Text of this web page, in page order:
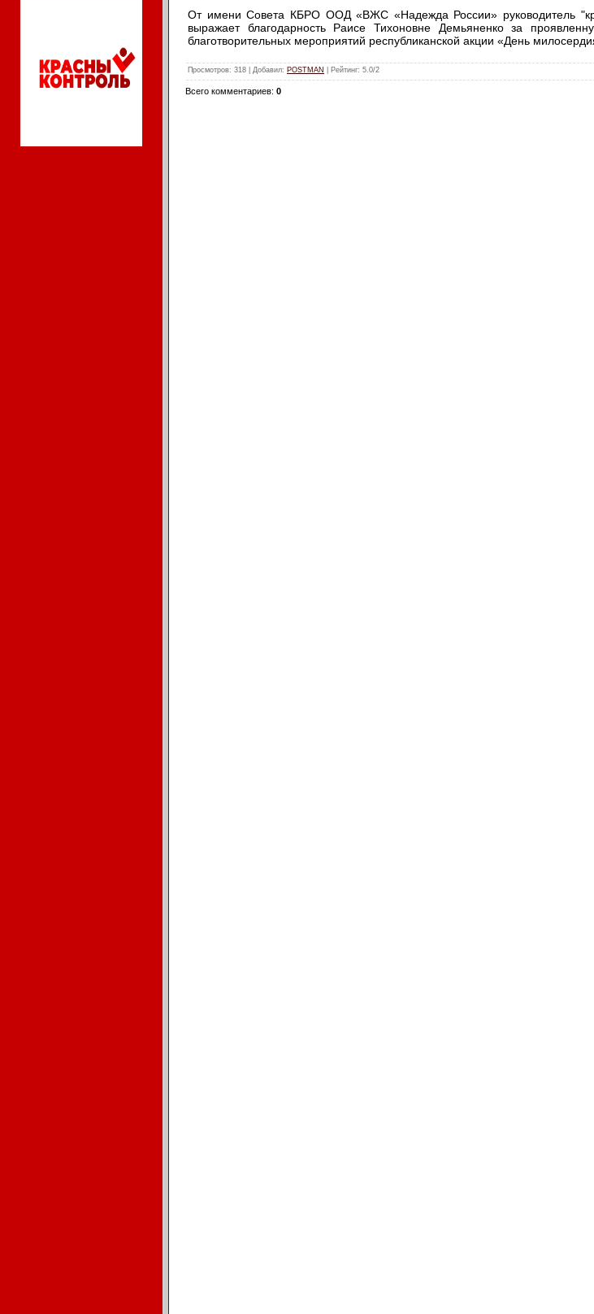
От имени Совета КБРО ООД «ВЖС «Надежда России» руководитель
выражает благодарность Раисе Тихоновне Демьяненко за
благотворительных мероприятий республиканской акции «День
Просмотров: 318 | Добавил: POSTMAN Рейтинг: 5.0/2
Всего комментариев: 0